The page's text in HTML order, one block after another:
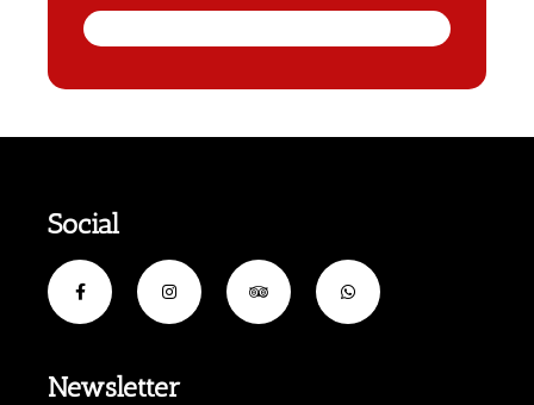
Newsletter
Social